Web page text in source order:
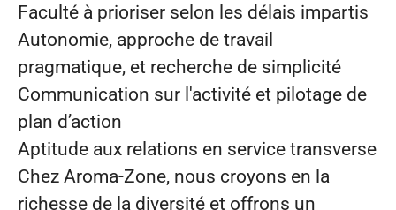
Faculté à prioriser selon les délais impartis
Autonomie, approche de travail
pragmatique, et recherche de simplicité
Communication sur l'activité et pilotage de
plan d’action
Aptitude aux relations en service transverse
Chez Aroma‑Zone, nous croyons en la
richesse de la diversité et offrons un